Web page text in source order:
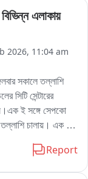
এলাকায়
2026, 11:04 am
সকালে তল্লাশি
সিটি সেন্টারের
ই সঙ্গে সেপকো
তল্লাশি চালায়। এক ই
জেলার বিভিন্ন
Report